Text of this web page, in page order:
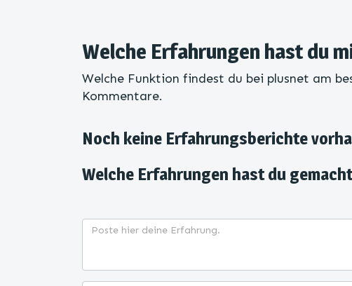
Welche Erfahrungen hast du
Welche Funktion findest du bei plusnet am
Kommentare.
Noch keine Erfahrungsberichte
Welche Erfahrungen hast du